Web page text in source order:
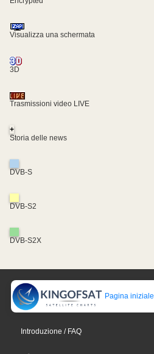
Visualizza una schermata
3D
Trasmissioni video LIVE
+
Storia delle news
DVB-S
DVB-S2
DVB-S2X
Pagina iniziale
Introduzione / FAQ